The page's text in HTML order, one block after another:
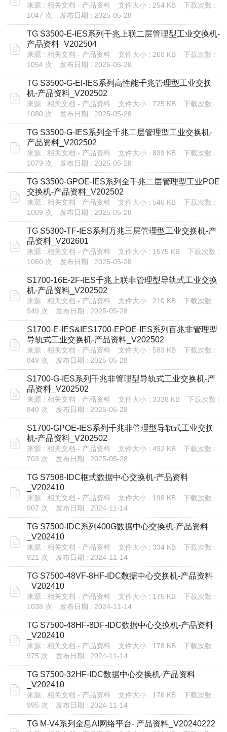
来源 : 相关文档 - 产品资料 文件大小 : 254 KB
下载次数 :
1047 次
发布日期 : 2025-05-28
TG S3500-E-IES系列千兆上联二层管理型工业交换机-
产品资料_V202504
来源 : 相关文档 - 产品资料 文件大小 : 260 KB
下载次数 :
1054 次
发布日期 : 2025-05-28
TG S3500-G-EI-IES系列高性能千兆管理型工业交换
机-产品资料_V202502
来源 : 相关文档 - 产品资料 文件大小 : 725 KB
下载次数 :
1080 次
发布日期 : 2025-05-28
TG S3500-G-IES系列全千兆二层管理型工业交换机-
产品资料_V202502
来源 : 相关文档 - 产品资料 文件大小 : 839 KB
下载次数 :
1079 次
发布日期 : 2025-05-28
TG S3500-GPOE-IES系列全千兆二层管理型工业POE
交换机-产品资料_V202502
来源 : 相关文档 - 产品资料 文件大小 : 546 KB
下载次数 :
1009 次
发布日期 : 2025-05-28
TG S5300-TF-IES系列万兆三层管理型工业交换机-产
品资料_V202601
来源 : 相关文档 - 产品资料 文件大小 : 1575 KB
下载次数 :
1060 次
发布日期 : 2025-05-28
S1700-16E-2F-IES千兆上联非管理型导轨式工业交换
机-产品资料_V202502
来源 : 相关文档 - 产品资料 文件大小 : 210 KB
下载次数 :
949 次
发布日期 : 2025-05-28
S1700-E-IES&IES1700-EPOE-IES系列百兆非管理型
导轨式工业交换机-产品资料_V202502
来源 : 相关文档 - 产品资料 文件大小 : 583 KB
下载次数 :
849 次
发布日期 : 2025-05-28
S1700-G-IES系列千兆非管理型导轨式工业交换机-产
品资料_V202502
来源 : 相关文档 - 产品资料 文件大小 : 3338 KB
下载次数 :
840 次
发布日期 : 2025-05-28
S1700-GPOE-IES系列千兆非管理型导轨式工业交换
机-产品资料_V202502
来源 : 相关文档 - 产品资料 文件大小 : 492 KB
下载次数 :
703 次
发布日期 : 2025-05-28
TG S7508-IDC框式数据中心交换机-产品资料
_V202410
来源 : 相关文档 - 产品资料 文件大小 : 198 KB
下载次数 :
907 次
发布日期 : 2024-11-14
TG S7500-IDC系列400G数据中心交换机-产品资料
_V202410
来源 : 相关文档 - 产品资料 文件大小 : 334 KB
下载次数 :
921 次
发布日期 : 2024-11-14
TG S7500-48VF-8HF-IDC数据中心交换机-产品资料
_V202410
来源 : 相关文档 - 产品资料 文件大小 : 175 KB
下载次数 :
1038 次
发布日期 : 2024-11-14
TG S7500-48HF-8DF-IDC数据中心交换机-产品资料
_V202410
来源 : 相关文档 - 产品资料 文件大小 : 178 KB
下载次数 :
975 次
发布日期 : 2024-11-14
TG S7500-32HF-IDC数据中心交换机-产品资料
_V202410
来源 : 相关文档 - 产品资料 文件大小 : 176 KB
下载次数 :
995 次
发布日期 : 2024-11-14
TG M-V4系列全息AI网络平台- 产品资料_V20240222